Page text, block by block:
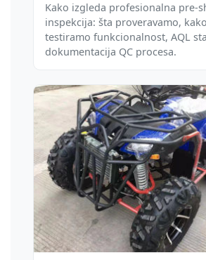
Kako izgleda profesionalna pre-
inspekcija: šta proveravamo, kako
testiramo funkcionalnost, AQL
dokumentacija QC procesa.